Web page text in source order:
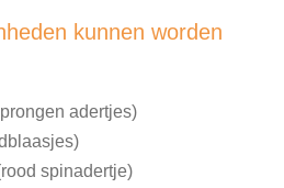
kunnen worden
adertjes)
spinadertje)